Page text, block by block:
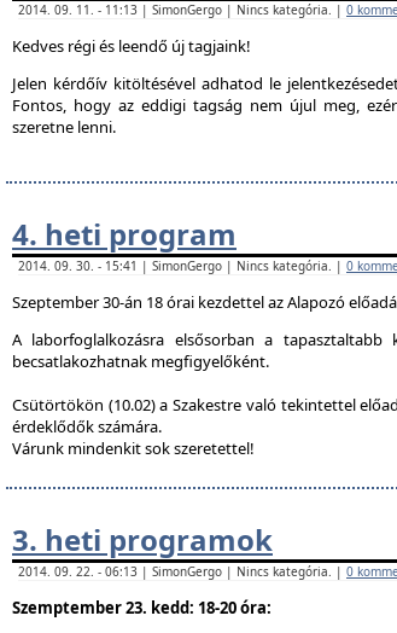
2014. 09. 11. - 11:13 | SimonGergo | Nincs kategória. | 0
Kedves régi és leendő új tagjaink!
Jelen kérdőív kitöltésével adhatod le
Fontos, hogy az eddigi tagság nem újul meg,
szeretne lenni.
4. heti program
2014. 09. 30. - 15:41 | SimonGergo | Nincs kategória. | 0
Szeptember 30-án 18 órai kezdettel az Alapozó
A laborfoglalkozásra elsősorban a
becsatlakozhatnak megfigyelőként.
Csütörtökön (10.02) a Szakestre való tekintettel
érdeklődők számára.
Várunk mindenkit sok szeretettel!
3. heti programok
2014. 09. 22. - 06:13 | SimonGergo | Nincs kategória. | 0
Szemptember 23. kedd: 18-20 óra: